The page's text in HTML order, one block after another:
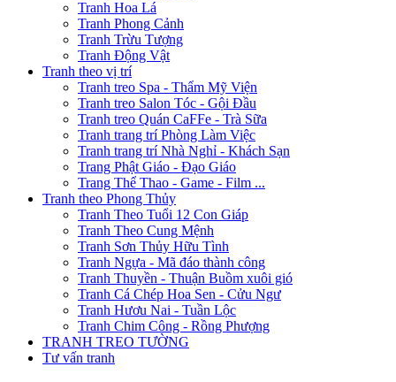
Tranh Hoa Lá
Tranh Phong Cảnh
Tranh Trừu Tượng
Tranh Động Vật
Tranh theo vị trí
Tranh treo Spa - Thẩm Mỹ Viện
Tranh treo Salon Tóc - Gội Đầu
Tranh treo Quán CaFFe - Trà Sữa
Tranh trang trí Phòng Làm Việc
Tranh trang trí Nhà Nghỉ - Khách Sạn
Trang Phật Giáo - Đạo Giáo
Trang Thể Thao - Game - Film ...
Tranh theo Phong Thủy
Tranh Theo Tuổi 12 Con Giáp
Tranh Theo Cung Mệnh
Tranh Sơn Thủy Hữu Tình
Tranh Ngựa - Mã đáo thành công
Tranh Thuyền - Thuận Buồm xuôi gió
Tranh Cá Chép Hoa Sen - Cửu Ngư
Tranh Hươu Nai - Tuần Lộc
Tranh Chim Công - Rồng Phượng
TRANH TREO TƯỜNG
Tư vấn tranh